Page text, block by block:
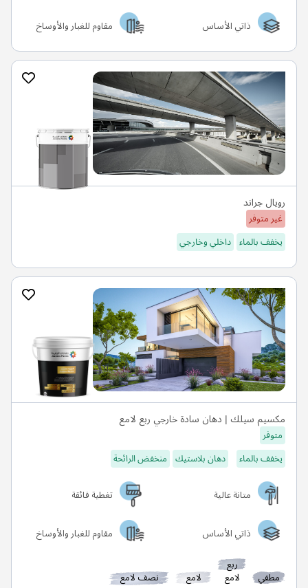
ذاتي الأساس مقاوم للغبار والأوساخ
رويال جراند
غير متوفر
يخفف بالماء داخلي وخارجي
مكسيم سيلك | دهان سادة خارجي ربع لامع
متوفر
يخفف بالماء
دهان بلاستيك منخفض الرائحة
متانة عالية
تغطية فائقة
ذاتي الأساس
مقاوم للغبار والأوساخ
مطفي
ربع
لامع لامع نصف لامع